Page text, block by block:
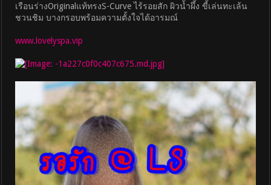
เรือนร่างOriginalแท้ทรงS-Curve ไร้รอยสัก ผิวน้ำผึ้ง ขี้เล่นทะเล้น
ชวนชิม บางกรอบพร้อมความตั้งใจได้อารมณ์
www.lovelyspa.vip